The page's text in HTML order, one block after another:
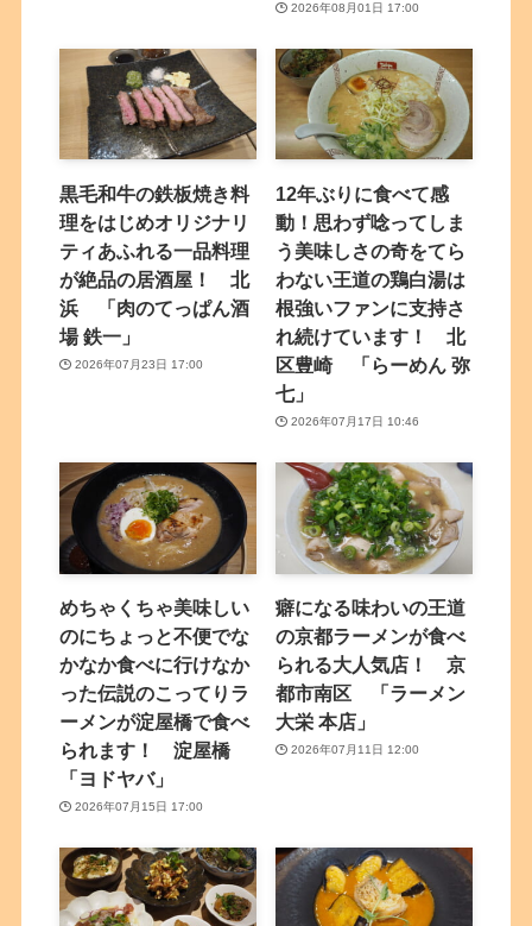
2026年08月01日 17:00
黒毛和牛の鉄板焼き料
理をはじめオリジナリ
ティあふれる一品料理
が絶品の居酒屋！ 北
浜 「肉のてっぱん酒
場 鉄一」
2026年07月23日 17:00
12年ぶりに食べて感
動！思わず唸ってしま
う美味しさの奇をてら
わない王道の鶏白湯は
根強いファンに支持さ
れ続けています！ 北
区豊崎 「らーめん 弥
七」
2026年07月17日 10:46
めちゃくちゃ美味しい
のにちょっと不便でな
かなか食べに行けなか
った伝説のこってりラ
ーメンが淀屋橋で食べ
られます！ 淀屋橋
「ヨドヤバ」
2026年07月15日 17:00
癖になる味わいの王道
の京都ラーメンが食べ
られる大人気店！ 京
都市南区 「ラーメン
大栄 本店」
2026年07月11日 12:00